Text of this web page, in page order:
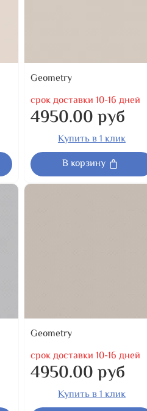
Geometry
срок доставки 10-16 дней
4950.00 руб
Купить в 1 клик
В корзину
Geometry
срок доставки 10-16 дней
4950.00 руб
Купить в 1 клик